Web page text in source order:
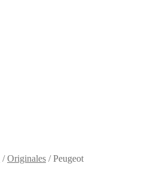
/Originales /Peugeot